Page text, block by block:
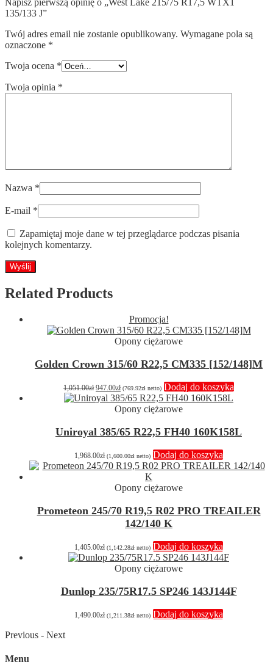
135/133 J”
Twój adres email nie zostanie opublikowany. Wymagane pola są
oznaczone *
Twoja ocena *
Twoja opinia *
Nazwa *
E-mail *
Zapamiętaj moje dane w tej przeglądarce podczas pisania
kolejnych komentarzy.
Related Products
Promocja!
Opony ciężarowe
Golden Crown 315/60 R22,5 CM335 [152/148]M
1,051.00zł Pierwotna
cena
wynosiła:
1,051.00zł.
947.00złAktualna
cena
wynosi:
947.00zł.
(769.92zł netto) Dodaj do koszyka
Opony ciężarowe
Uniroyal 385/65 R22,5 FH40 160K158L
1,968.00zł (1,600.00zł netto) Dodaj do koszyka
Opony ciężarowe
Prometeon 245/70 R19,5 R02 PRO TREAILER
142/140 K
1,405.00zł (1,142.28zł netto) Dodaj do koszyka
Opony ciężarowe
Dunlop 235/75R17.5 SP246 143J144F
1,490.00zł (1,211.38zł netto) Dodaj do koszyka
Previous - Next
Menu